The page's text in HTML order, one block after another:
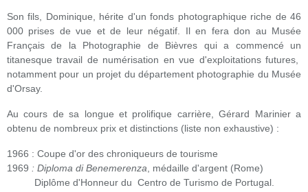
Son fils, Dominique, hérite d'un fonds photographique riche de 46
000 prises de vue et de leur négatif. Il en fera don au Musée
Français de la Photographie de Bièvres qui a commencé un
titanesque travail de numérisation en vue d'exploitations futures,
notamment pour un projet du département photographie du Musée
d'Orsay.
Au cours de sa longue et prolifique carrière, Gérard Marinier a
obtenu de nombreux prix et distinctions (liste non exhaustive) :
1966 : Coupe d'or des chroniqueurs de tourisme
1969 : Diploma di Benemerenza , médaille d'argent (Rome)
Diplôme d'Honneur du Centro de Turismo de Portugal.